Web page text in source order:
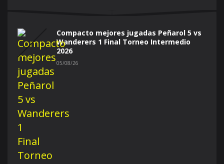
Compacto mejores jugadas Peñarol 5 vs
Wanderers 1 Final Torneo Intermedio
2026
05/08/26